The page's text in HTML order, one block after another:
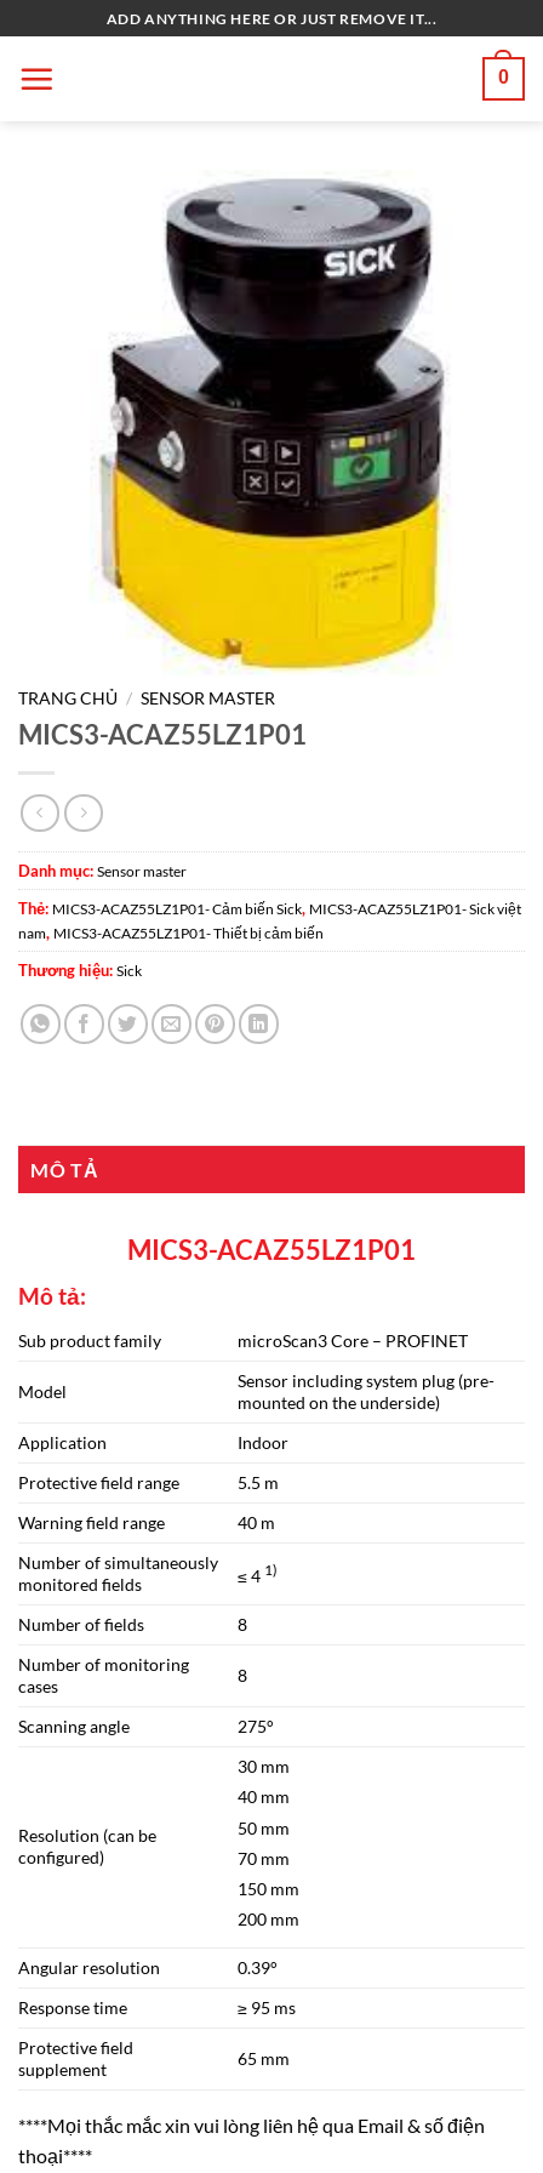
qua
nội
ADD ANYTHING HERE OR JUST REMOVE IT...
0
TRANG CHỦ / SENSOR MASTER
MICS3-ACAZ55LZ1P01
Danh mục: Sensor master
Thẻ: MICS3-ACAZ55LZ1P01- Cảm biến Sick, MICS3-ACAZ55LZ1P01- Sick việt
nam, MICS3-ACAZ55LZ1P01- Thiết bị cảm biến
Thương hiệu: Sick
MÔ TẢ
MICS3-ACAZ55LZ1P01
Mô tả:
Sub product family microScan3 Core – PROFINET
Model
Sensor including system plug (pre-
mounted on the underside)
Application
Indoor
Protective field range
5.5 m
Warning field range
40 m
Number of simultaneously
monitored fields
≤ 4 1)
Number of fields
8
Number of monitoring
cases
8
Scanning angle 275°
Resolution (can be
configured)
30 mm
40 mm
50 mm
70 mm
150 mm
200 mm
Angular resolution
0.39°
Response time
≥ 95 ms
Protective field
supplement
65 mm
****Mọi thắc mắc xin vui lòng liên hệ qua Email & số điện
thoại****